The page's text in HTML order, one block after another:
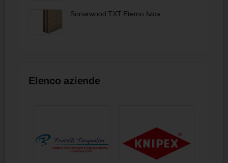
Sonarwood TXT Eterno Ivica
Elenco aziende